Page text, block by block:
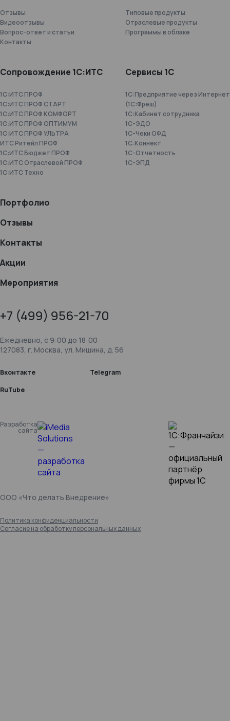
Отзывы
Видеоотзывы
Вопрос-ответ и статьи
Контакты
Типовые продукты
Отраслевые продукты
Программы в облаке
Сопровождение 1С:ИТС
1С:ИТС ПРОФ
1С:ИТС ПРОФ СТАРТ
1С:ИТС ПРОФ КОМФОРТ
1С:ИТС ПРОФ ОПТИМУМ
1С:ИТС ПРОФ УЛЬТРА
ИТС Ритейл ПРОФ
1С:ИТС Бюджет ПРОФ
1С:ИТС Отраслевой ПРОФ
1С:ИТС Техно
Сервисы 1С
1С:Предприятие через Интернет
(1С:Фреш)
1С:Кабинет сотрудника
1С-ЭДО
1С-Чеки ОФД
1С‑Коннект
1C-Отчетность
1С-ЭПД
Портфолио
Отзывы
Контакты
Акции
Мероприятия
Вконтакте
Telegram
RuTube
ООО «Что делать Внедрение»
+7 (499) 956-21-70
Ежедневно, c 9:00 до 18:00
127083, г. Москва, ул. Мишина, д. 56
Разработка
сайта
Политика конфиденциальности
Согласие на обработку персональных данных